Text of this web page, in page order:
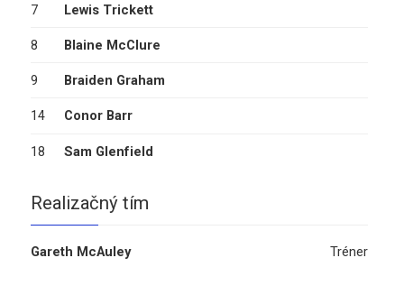
7 Lewis Trickett
8 Blaine McClure
9 Braiden Graham
14 Conor Barr
18 Sam Glenfield
Realizačný tím
Gareth McAuley Tréner